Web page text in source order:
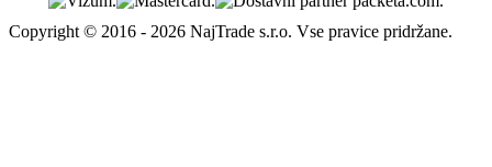
Copyright © 2016 - 2026 NajTrade s.r.o. Vse pravice pridržane.